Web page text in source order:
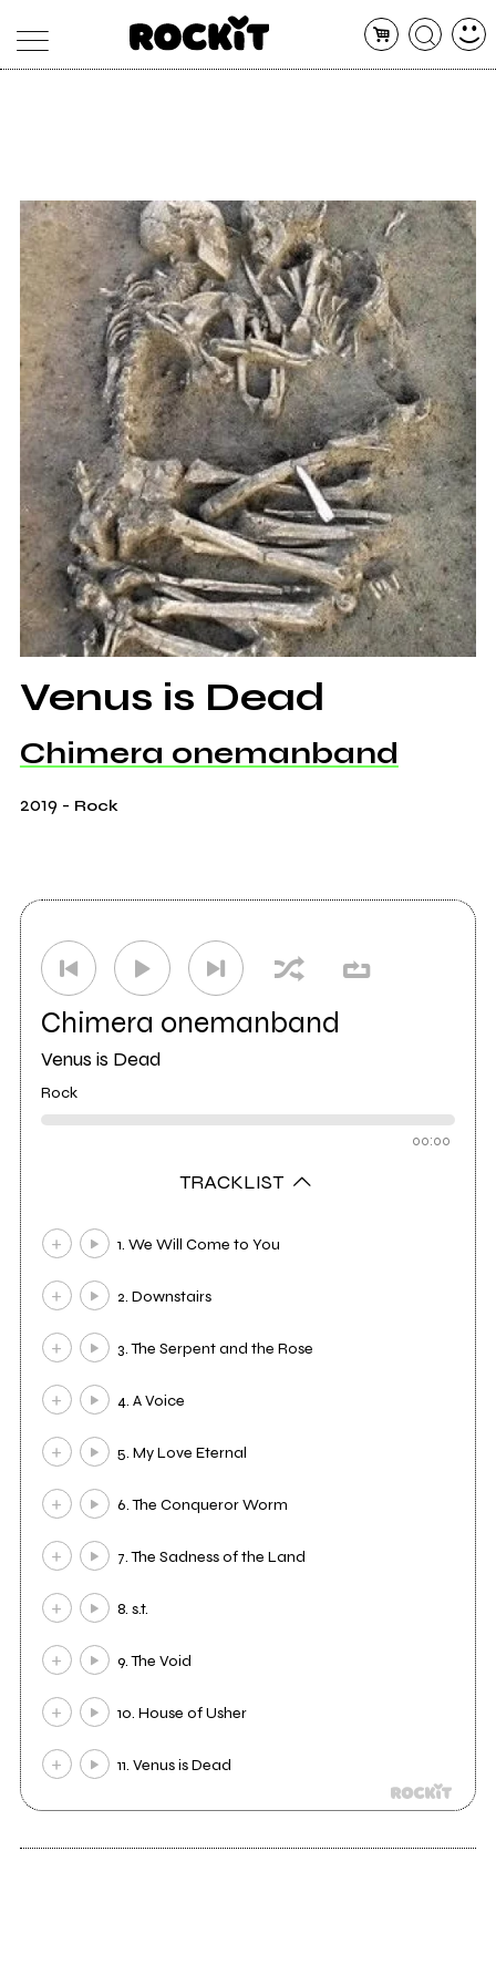
ARTISTI
CONCERTI
SHOP
RADIO
Venus is Dead
Chimera onemanband
2019 - Rock
Chimera onemanband
Venus is Dead
Rock
00:00
TRACKLIST
1. We Will Come to You
2. Downstairs
3. The Serpent and the Rose
4. A Voice
5. My Love Eternal
6. The Conqueror Worm
7. The Sadness of the Land
8. s.t.
9. The Void
10. House of Usher
11. Venus is Dead